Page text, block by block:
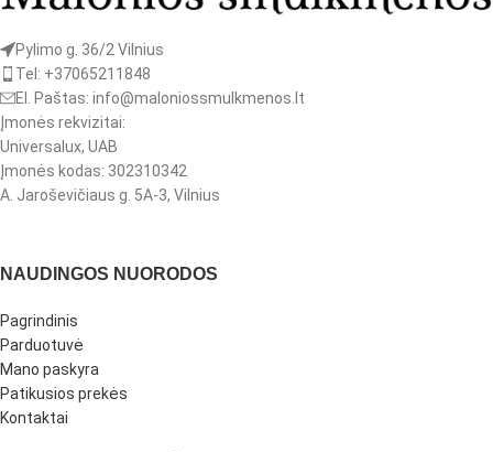
Pylimo g. 36/2 Vilnius
Tel: +37065211848
El. Paštas: info@maloniossmulkmenos.lt
Įmonės rekvizitai:
Universalux, UAB
Įmonės kodas: 302310342
A. Jaroševičiaus g. 5A-3, Vilnius
NAUDINGOS NUORODOS
Pagrindinis
Parduotuvė
Mano paskyra
Patikusios prekės
Kontaktai